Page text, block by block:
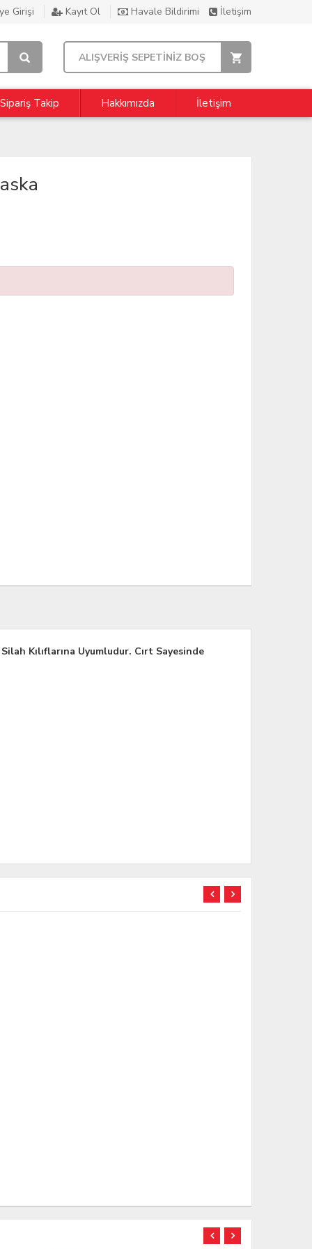
Girişi Kayıt Ol Havale Bildirimi İletişim
ALIŞVERİŞ SEPETİNİZ BOŞ
Sipariş Takip Hakkımızda İletişim
Kılıflarına Uyumludur. Cırt Sayesinde